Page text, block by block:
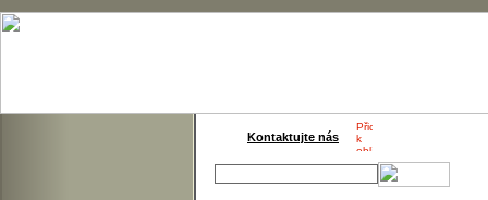
Kontaktujte nás